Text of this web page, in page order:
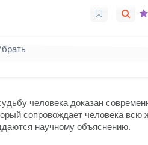
человека доказан
сопровождает человека
научному объяснению.